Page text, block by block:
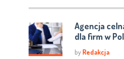
Agencja
dla firm w
by Redakcja